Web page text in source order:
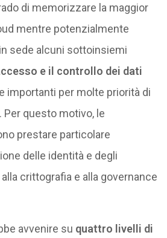
di memorizzare la maggior
mentre potenzialmente
sede alcuni sottoinsiemi
e il controllo dei dati
importanti per molte priorità di
questo motivo, le
prestare particolare
delle identità e degli
crittografia e alla governance
avvenire su quattro livelli di